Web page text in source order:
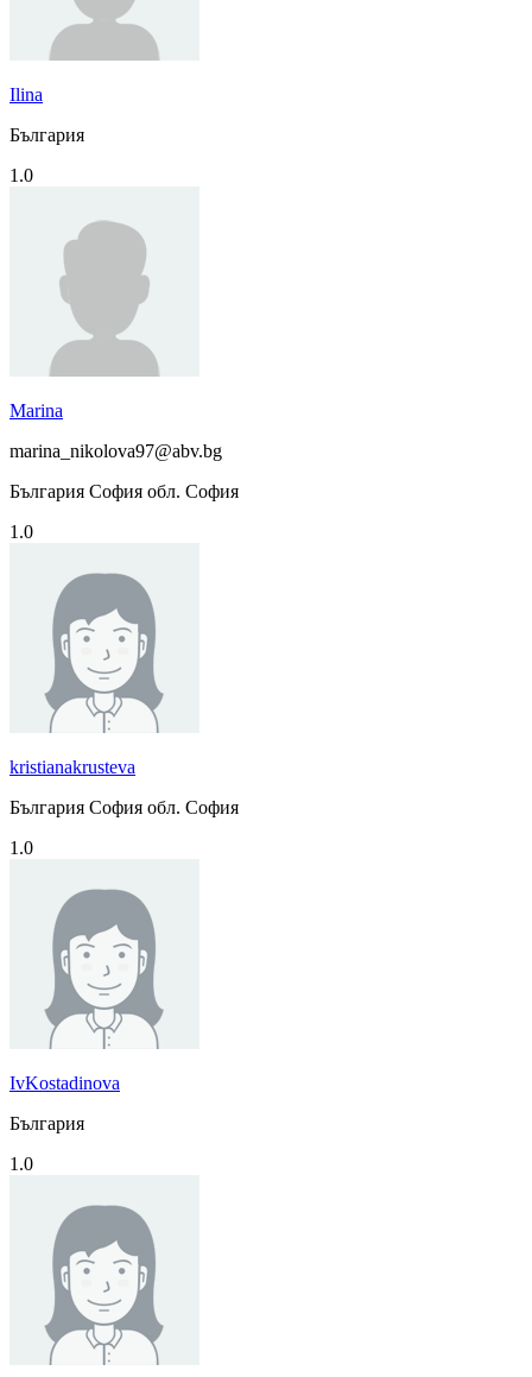
Ilina
България
1.0
Marina
marina_nikolova97@abv.bg
България София обл. София
1.0
kristianakrusteva
България София обл. София
1.0
IvKostadinova
България
1.0